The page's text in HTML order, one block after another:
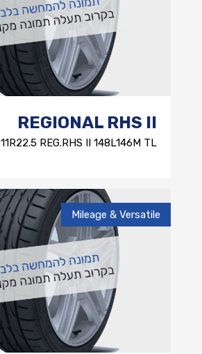
REGIONAL RHS II
11R22.5 REG.RHS II 148L146M TL
Mileage & Versatile